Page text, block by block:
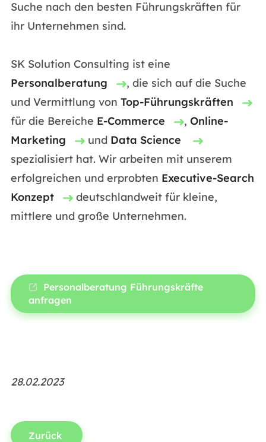
Suche nach den besten Führungskräften für
ihr Unternehmen sind.
SK Solution Consulting ist eine
Personalberatung
, die sich auf die Suche
und Vermittlung von Top-Führungskräften
für die Bereiche E-Commerce , Online-
Marketing
und Data Science
spezialisiert hat. Wir arbeiten mit unserem
erfolgreichen und erprobten Executive-Search
Konzept
deutschlandweit für kleine,
mittlere und große Unternehmen.
Personalberatung Führungskräfte
anfragen
28.02.2023
Zurück